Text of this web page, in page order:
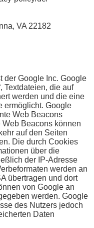
VA 22182
der Google Inc. Google
Textdateien, die auf
werden und die eine
ermöglicht. Google
Web Beacons
Beacons können
auf den Seiten
Die durch Cookies
über die
der IP-Adresse
werden an
übertragen und dort
von Google an
werden. Google
des Nutzers jedoch
Daten